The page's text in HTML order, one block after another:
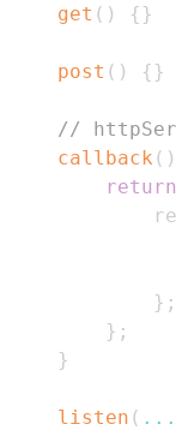
get ( ) { }
post ( ) { }
//
callback ( )
return
} ;
} ;
}
listen ( ...